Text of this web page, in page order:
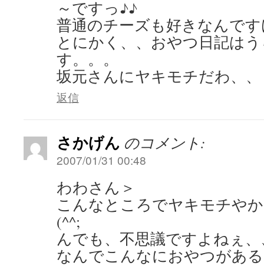
～ですっ♪♪
普通のチーズも好きなんで
とにかく、、おやつ日記は
す。。。
坂元さんにヤキモチだわ、、
返信
さかげん のコメント:
2007/01/31 00:48
わわさん＞
こんなところでヤキモチや
(^^;
んでも、不思議ですよねぇ
なんでこんなにおやつがあ